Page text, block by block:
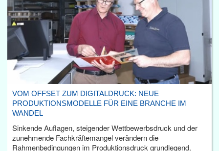
VOM OFFSET ZUM DIGITALDRUCK: NEUE
PRODUKTIONSMODELLE FÜR EINE BRANCHE IM
WANDEL
Sinkende Auflagen, steigender Wettbewerbsdruck und der
zunehmende Fachkräftemangel verändern die
Rahmenbedingungen im Produktionsdruck grundlegend.